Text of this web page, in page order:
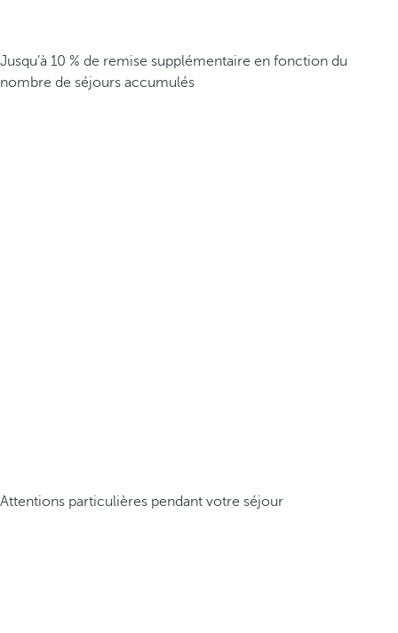
Jusqu’à 10 % de remise supplémentaire en fonction du
nombre de séjours accumulés
Attentions particulières pendant votre séjour